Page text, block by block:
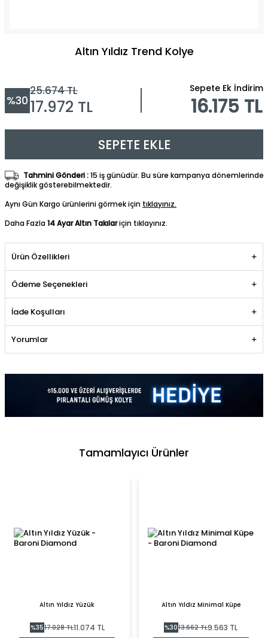
Altın Yıldız Trend Kolye
%30
25.674TL
17.972 TL
Sepete Ek İndirim
16.175 TL
SEPETE EKLE
Tahmini Gönderi :15 iş günüdür. Bu süre kampanya dönemlerinde
değişiklik gösterebilmektedir.
Aynı Gün Kargo ürünlerini görmek için tıklayınız.
Daha Fazla14 Ayar Altın Takılariçin tıklayınız.
Ürün Özellikleri
Ödeme Seçenekleri
İade Koşulları
Yorumlar
Tamamlayıcı Ürünler
Altın Yıldız Yüzük
%3517.028TL11.074 TL
Altın Yıldız Minimal Küpe
%3013.662TL9.563 TL